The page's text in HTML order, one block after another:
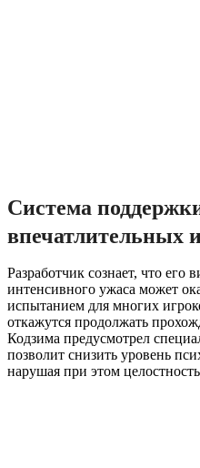
Система
впечатлительных
Разработчик сознает, что его
интенсивного ужаса может
испытанием для многих
откажутся продолжать
Кодзима предусмотрел
позволит снизить уровень
нарушая при этом